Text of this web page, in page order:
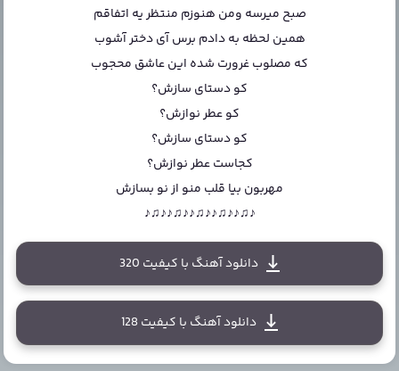
صبح میرسه ومن هنوزم منتظر یه اتفاقم
همین لحظه به دادم برس آی دختر آشوب
که مصلوب غرورت شده این عاشق محجوب
کو دستای سازش؟
کو عطر نوازش؟
کو دستای سازش؟
کجاست عطر نوازش؟
مهربون بیا قلب منو از نو بسازش
♪♫♪♪♫♪♪♫♪♪♫♪♪♫♪
دانلود آهنگ با کیفیت 320
دانلود آهنگ با کیفیت 128